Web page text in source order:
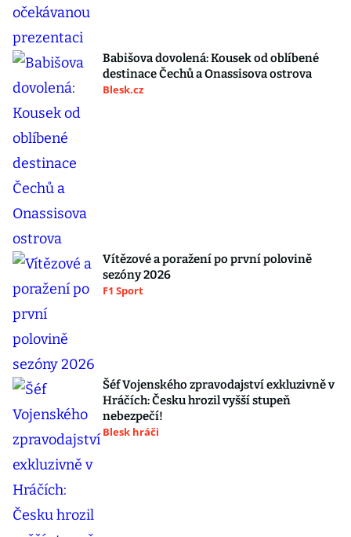
Babišova dovolená: Kousek od oblíbené
destinace Čechů a Onassisova ostrova
Blesk.cz
Vítězové a poražení po první polovině
sezóny 2026
F1 Sport
Šéf Vojenského zpravodajství exkluzivně v
Hráčích: Česku hrozil vyšší stupeň
nebezpečí!
Blesk hráči